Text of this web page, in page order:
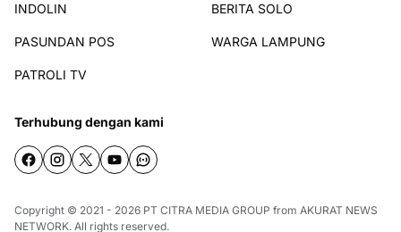
INDOLIN BERITA SOLO
PASUNDAN POS WARGA LAMPUNG
PATROLI TV
Terhubung dengan kami
Copyright © 2021 - 2026 PT CITRA MEDIA GROUP from AKURAT NEWS
NETWORK. All rights reserved.